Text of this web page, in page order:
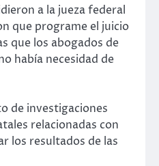
a la jueza federal
que programe el juicio
que los abogados de
había necesidad de
de investigaciones
relacionadas con
los resultados de las